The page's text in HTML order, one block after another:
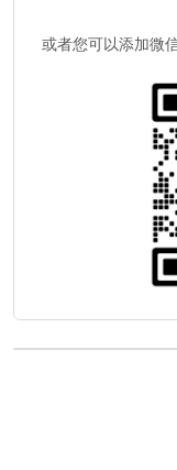
或者您可以添加微